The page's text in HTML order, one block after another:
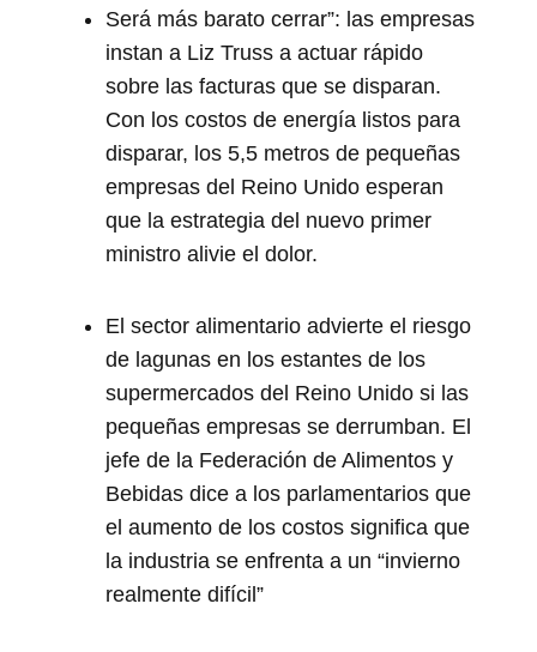
Será más barato cerrar”: las empresas
instan a Liz Truss a actuar rápido
sobre las facturas que se disparan.
Con los costos de energía listos para
disparar, los 5,5 metros de pequeñas
empresas del Reino Unido esperan
que la estrategia del nuevo primer
ministro alivie el dolor.
El sector alimentario advierte el riesgo
de lagunas en los estantes de los
supermercados del Reino Unido si las
pequeñas empresas se derrumban. El
jefe de la Federación de Alimentos y
Bebidas dice a los parlamentarios que
el aumento de los costos significa que
la industria se enfrenta a un “invierno
realmente difícil”